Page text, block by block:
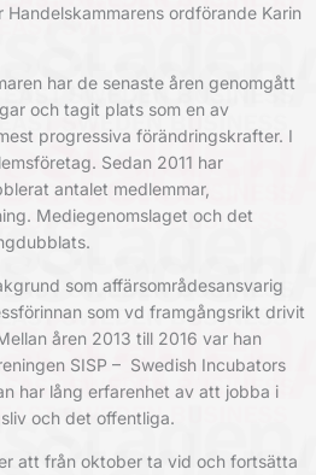
ordförande Karin
har de senaste åren genomgått
och tagit plats som en av
progressiva förändringskrafter. I
Sedan 2011 har
antalet medlemmar,
Mediegenomslaget och det
som affärsområdesansvarig
som vd framgångsrikt drivit
åren 2013 till 2016 var han
SISP – Swedish Incubators
har lång erfarenhet av att jobba i
och det offentliga.
att från oktober ta vid och fortsätta